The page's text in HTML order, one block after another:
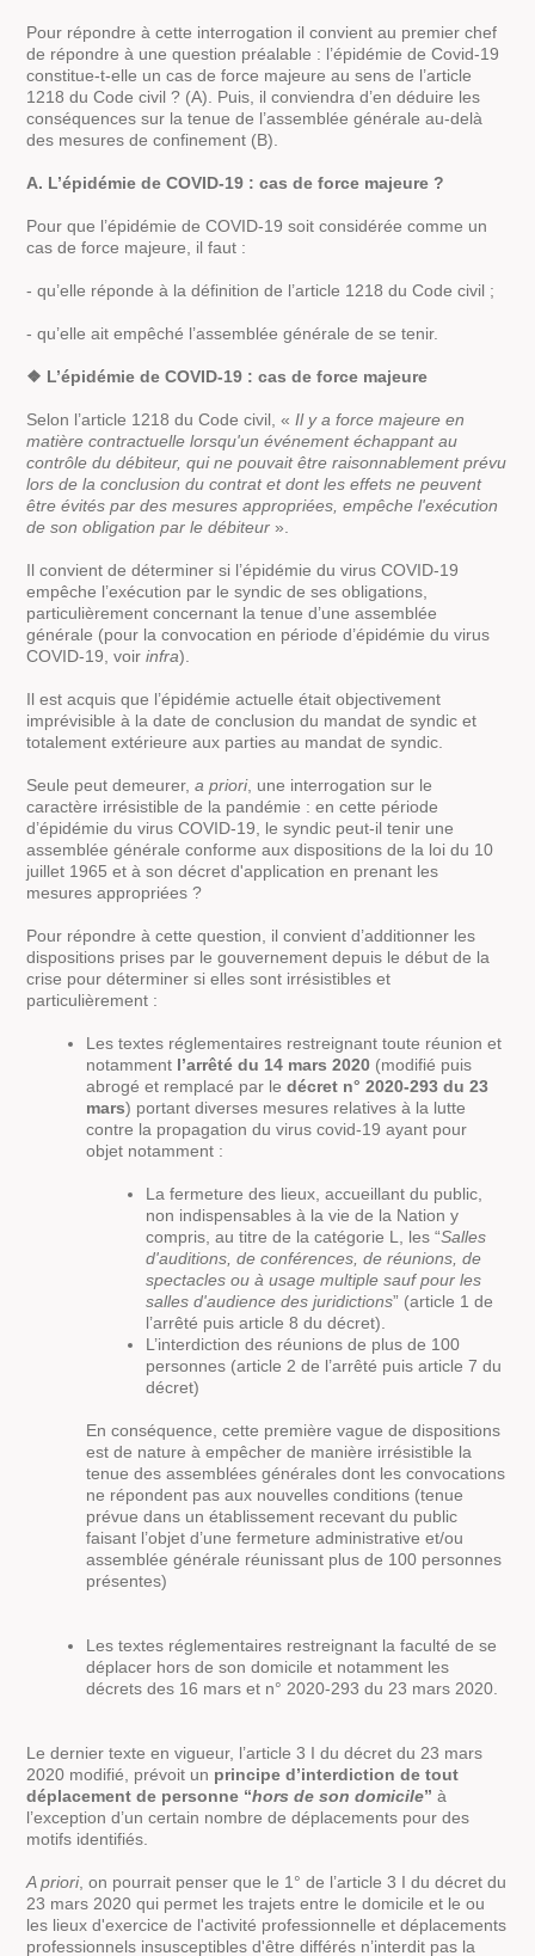
Pour répondre à cette interrogation il convient au premier chef
de répondre à une question préalable : l’épidémie de Covid-19
constitue-t-elle un cas de force majeure au sens de l’article
1218 du Code civil ? (A). Puis, il conviendra d’en déduire les
conséquences sur la tenue de l’assemblée générale au-delà
des mesures de confinement (B).
A. L’épidémie de COVID-19 : cas de force majeure ?
Pour que l’épidémie de COVID-19 soit considérée comme un
cas de force majeure, il faut :
- qu’elle réponde à la définition de l’article 1218 du Code civil ;
- qu’elle ait empêché l’assemblée générale de se tenir.
❖ L’épidémie de COVID-19 : cas de force majeure
Selon l’article 1218 du Code civil, «Il y a force majeure en
matière contractuelle lorsqu'un événement échappant au
contrôle du débiteur, qui ne pouvait être raisonnablement prévu
lors de la conclusion du contrat et dont les effets ne peuvent
être évités par des mesures appropriées, empêche l'exécution
de son obligation par le débiteur».
Il convient de déterminer si l’épidémie du virus COVID-19
empêche l’exécution par le syndic de ses obligations,
particulièrement concernant la tenue d’une assemblée
générale (pour la convocation en période d’épidémie du virus
COVID-19, voirinfra).
Il est acquis que l’épidémie actuelle était objectivement
imprévisible à la date de conclusion du mandat de syndic et
totalement extérieure aux parties au mandat de syndic.
Seule peut demeurer,a priori, une interrogation sur le
caractère irrésistible de la pandémie : en cette période
d’épidémie du virus COVID-19, le syndic peut-il tenir une
assemblée générale conforme aux dispositions de la loi du 10
juillet 1965 et à son décret d'application en prenant les
mesures appropriées ?
Pour répondre à cette question, il convient d’additionner les
dispositions prises par le gouvernement depuis le début de la
crise pour déterminer si elles sont irrésistibles et
particulièrement :
Les textes réglementaires restreignant toute réunion et
notamment l’arrêté du 14 mars 2020 (modifié puis
abrogé et remplacé par ledécret n° 2020-293 du 23
mars) portant diverses mesures relatives à la lutte
contre la propagation du virus covid-19 ayant pour
objet notamment :
La fermeture des lieux, accueillant du public,
non indispensables à la vie de la Nation y
compris, au titre de la catégorie L, les “Salles
d'auditions, de conférences, de réunions, de
spectacles ou à usage multiple sauf pour les
salles d'audience des juridictions” (article 1 de
l’arrêté puis article 8 du décret).
L’interdiction des réunions de plus de 100
personnes (article 2 de l’arrêté puis article 7 du
décret)
En conséquence, cette première vague de dispositions
est de nature à empêcher de manière irrésistible la
tenue des assemblées générales dont les convocations
ne répondent pas aux nouvelles conditions (tenue
prévue dans un établissement recevant du public
faisant l’objet d’une fermeture administrative et/ou
assemblée générale réunissant plus de 100 personnes
présentes)
Les textes réglementaires restreignant la faculté de se
déplacer hors de son domicile et notamment les
décrets des 16 mars et n° 2020-293 du 23 mars 2020.
Le dernier texte en vigueur, l’article 3 I du décret du 23 mars
2020 modifié, prévoit un principe d’interdiction de tout
déplacement de personne “hors de son domicile” à
l’exception d’un certain nombre de déplacements pour des
motifs identifiés.
A priori, on pourrait penser que le 1° de l’article 3 I du décret du
23 mars 2020 qui permet les trajets entre le domicile et le ou
les lieux d'exercice de l'activité professionnelle et déplacements
professionnels insusceptibles d'être différés n’interdit pas la